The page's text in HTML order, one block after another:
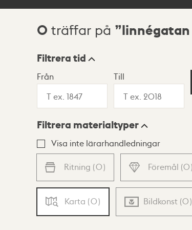
Sökresultat
0 träffar på linnégatan
Visningsläge
Lista Karta
Filtrera tid
Från Till
Filtrera materialtyper
Visa inte lärarhandledningar
Ritning (0) Föremål (0)
Karta (0) Bildkonst (0)